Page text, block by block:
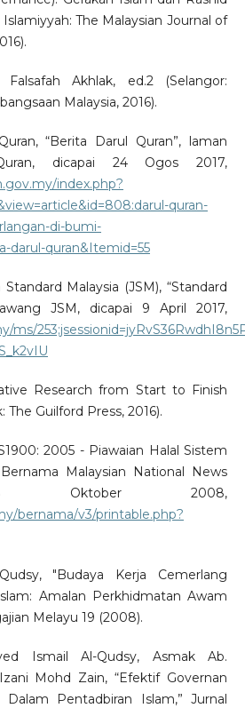
The Malaysian Journal of
Akhlak, ed.2 (Selangor:
Malaysia, 2016).
“Berita Darul Quran”, laman
dicapai 24 Ogos 2017,
index.php?
quran-
di-bumi-
darul-quran&Itemid=55
Malaysia (JSM), “Standard
JSM, dicapai 9 April 2017,
ms/
Research from Start to Finish
Guilford Press, 2016).
2005 - Piawaian Halal Sistem
Malaysian National News
Oktober 2008,
bernama/v3/printable.php?
"Budaya Kerja Cemerlang
Amalan Perkhidmatan Awam
Melayu 19 (2008).
Ismail Al-Qudsy, Asmak Ab.
Mohd Zain, “Efektif Governan
Dalam Pentadbiran Islam,” Jurnal